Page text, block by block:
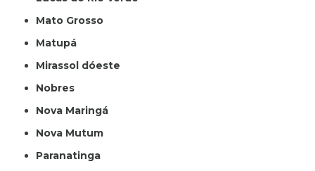
Mato Grosso
Matupá
Mirassol dóeste
Nobres
Nova Maringá
Nova Mutum
Paranatinga